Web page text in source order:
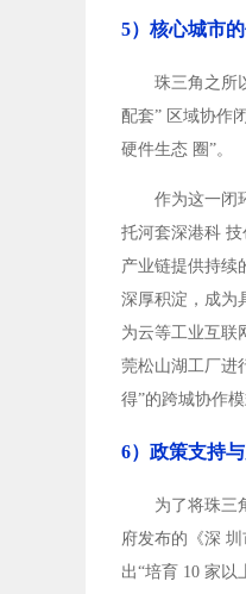
5）核心城市
珠三角之所
配套” 区域协作
硬件生态 圈”。
作为这一闭
托河套深港科
产业链提供持续
深厚积淀，成为
为云等工业互联
莞松山湖工厂进
得”的跨城协作
6）政策支持
为了将珠三
府发布的《深
出“培育 10 家以